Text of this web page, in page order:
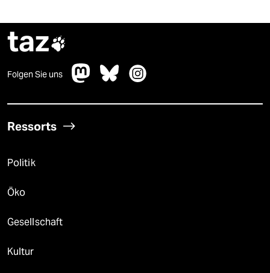
taz
Folgen Sie uns
Ressorts
Politik
Öko
Gesellschaft
Kultur